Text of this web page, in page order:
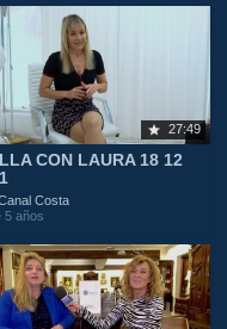
27:49
CON LAURA 18 12
Costa
5 años